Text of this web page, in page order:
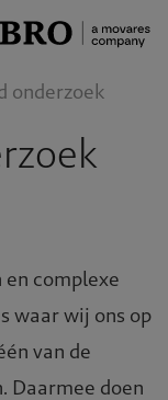
onderzoek
complexe
waar wij ons op
van de
Daarmee doen